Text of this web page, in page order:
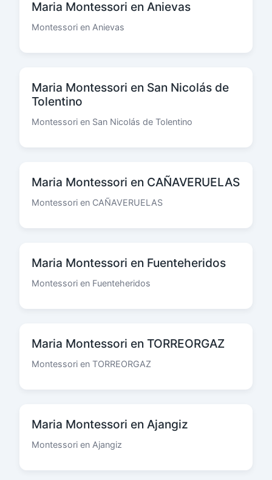
Maria Montessori en Anievas
Montessori en Anievas
Maria Montessori en San Nicolás de
Tolentino
Montessori en San Nicolás de Tolentino
Maria Montessori en CAÑAVERUELAS
Montessori en CAÑAVERUELAS
Maria Montessori en Fuenteheridos
Montessori en Fuenteheridos
Maria Montessori en TORREORGAZ
Montessori en TORREORGAZ
Maria Montessori en Ajangiz
Montessori en Ajangiz